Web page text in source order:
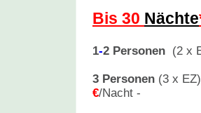
Bis 30 Nächte
1-2 Personen (2 x
3 Personen (3 x
€/Nacht -